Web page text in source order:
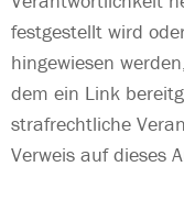
festgestellt wird
hingewiesen
dem ein Link
strafrechtliche
Verweis auf dieses